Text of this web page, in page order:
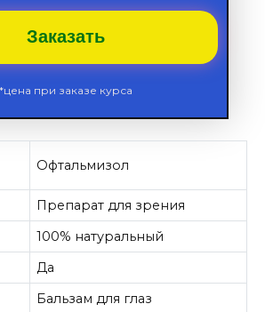
Заказать
*цена при заказе курса
Офтальмизол
Препарат для зрения
100% натуральный
Да
Бальзам для глаз